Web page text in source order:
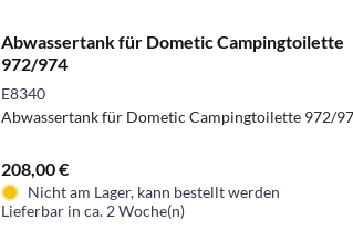
Abwassertank für Dometic Campingtoilette
972/974
E8340
Abwassertank für Dometic Campingtoilette 972/
208,00 €
Nicht am Lager, kann bestellt werden
Lieferbar in ca. 2 Woche(n)